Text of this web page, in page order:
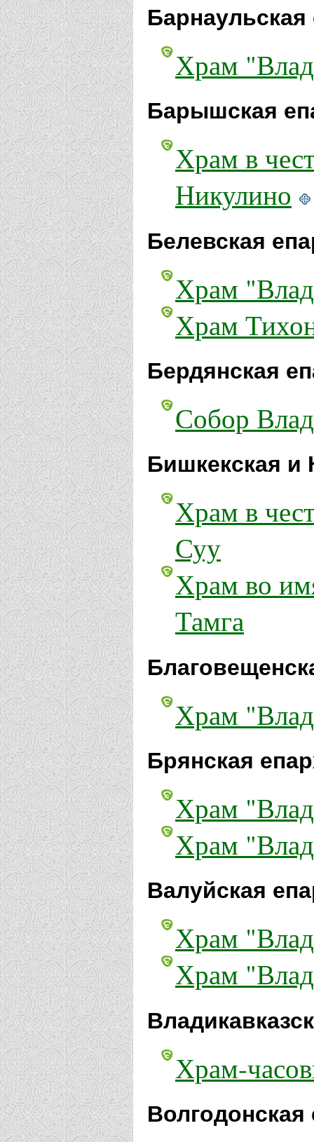
Храм
Барышская
Храм в
Никулино
Белевская
Храм
Храм
Бердянская
Собор
Бишкекская и
Храм в
Суу
Храм во
Тамга
Храм
Брянская
Храм
Храм
Валуйская
Храм
Храм
Храм-
Волгодонская